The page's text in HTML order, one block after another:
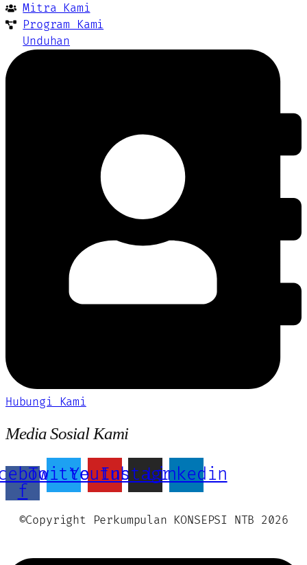
Mitra Kami
Program Kami
Unduhan
Hubungi Kami
Media Sosial Kami
f
TwitterYoutube
Instagram
Linkedin
©Copyright Perkumpulan KONSEPSI NTB 2026